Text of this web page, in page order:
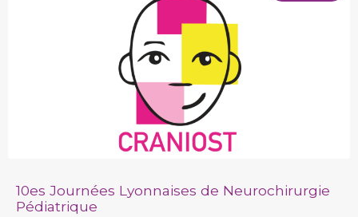
10es Journées Lyonnaises de Neurochirurgie
Pédiatrique